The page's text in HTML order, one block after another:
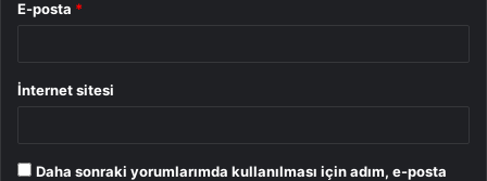
E-posta *
İnternet sitesi
Daha sonraki yorumlarımda kullanılması için adım, e-posta